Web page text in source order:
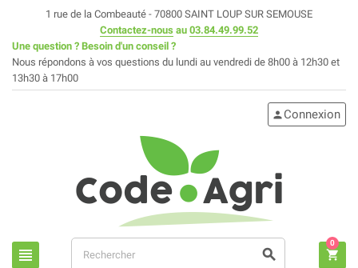
1 rue de la Combeauté - 70800 SAINT LOUP SUR SEMOUSE
Contactez-nous au 03.84.49.99.52
Une question ? Besoin d'un conseil ?
Nous répondons à vos questions du lundi au vendredi de 8h00 à 12h30 et
13h30 à 17h00
view_headline search
person Connexion
shopping_cart
0